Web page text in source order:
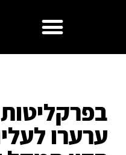
ערערו